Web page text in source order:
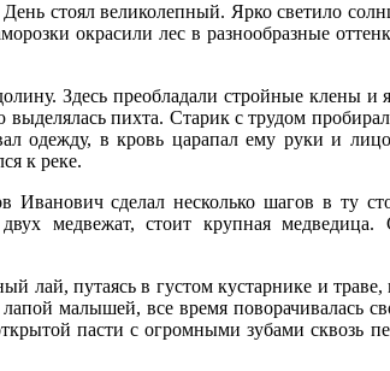
стоял великолепный. Ярко светило
окрасили лес в разнообразные
Здесь преобладали стройные клены и
пихта. Старик с трудом
одежду, в кровь царапал ему руки и
к реке.
Иванович сделал несколько шагов в ту
медвежат, стоит крупная
путаясь в густом кустарнике и траве,
малышей, все время поворачивалась
пасти с огромными зубами сквозь